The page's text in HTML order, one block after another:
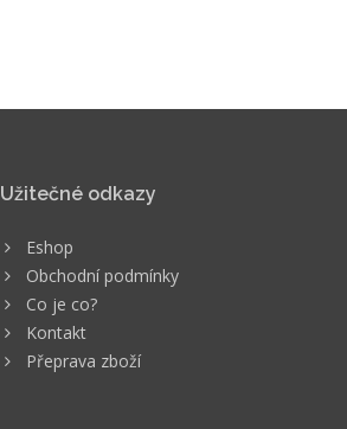
Užitečné odkazy
Eshop
Obchodní podmínky
Co je co?
Kontakt
Přeprava zboží